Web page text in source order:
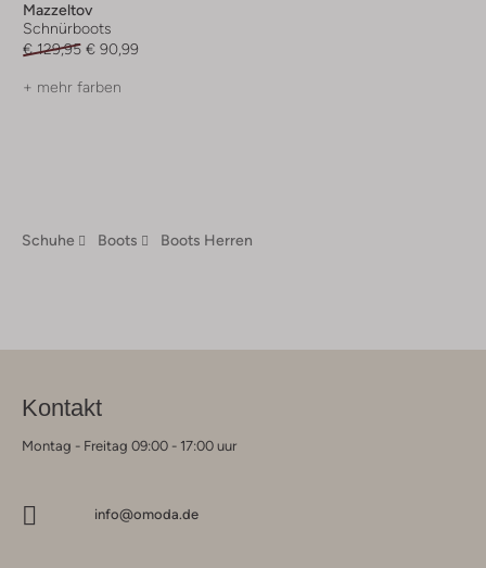
Mazzeltov
Schnürboots
€ 129,95 € 90,99
+ mehr farben
Schuhe Boots Boots Herren
Kontakt
Montag - Freitag 09:00 - 17:00 uur
info@omoda.de